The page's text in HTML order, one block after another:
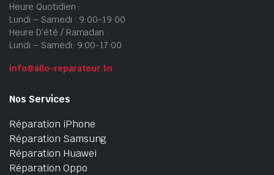
Heure Quotidien :
Lundi – Samedi : 9:00-19:00
Heure D’été / Ramadan :
Lundi – Samedi: 9:00-17:00
info@allo-reparateur.tn
Nos Services
Réparation iPhone
Réparation Samsung
Réparation Huawei
Réparation Oppo